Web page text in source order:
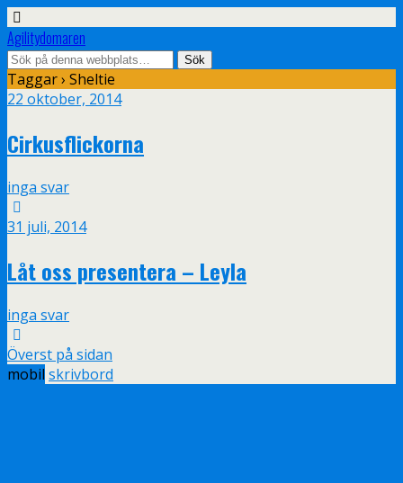
Agilitydomaren
Taggar › Sheltie
22 oktober, 2014
Cirkusflickorna
inga svar
31 juli, 2014
Låt oss presentera – Leyla
inga svar
Överst på sidan
mobil skrivbord